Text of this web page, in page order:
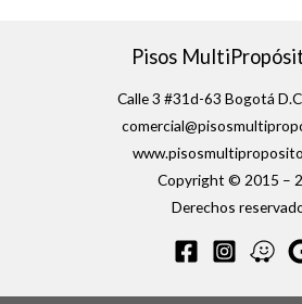
Pisos
Calle 3 #31d-63 Bogotá
Copyright © 2015 –
Derechos